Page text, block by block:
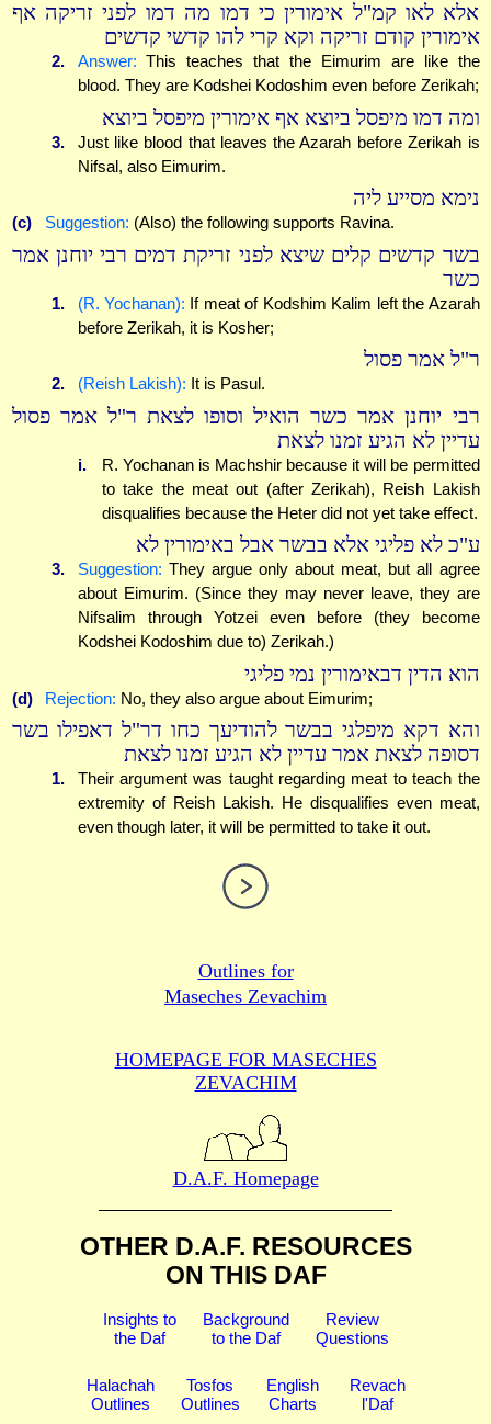
אלא לאו קמ"ל אימורין כי דמו מה דמו לפני זריקה אף
אימורין קודם זריקה וקא קרי להו קדשי קדשים
2. Answer: This teaches that the Eimurim are like the
blood. They are Kodshei Kodoshim even before Zerikah;
ומה דמו מיפסל ביוצא אף אימורין מיפסל ביוצא
3.
Just like blood that leaves the Azarah before Zerikah is
Nifsal, also Eimurim.
נימא מסייע ליה
(c) Suggestion: (Also) the following supports Ravina.
בשר קדשים קלים שיצא לפני זריקת דמים רבי יוחנן אמר
כשר
1. (R. Yochanan): If meat of Kodshim Kalim left the Azarah
before Zerikah, it is Kosher;
ר"ל אמר פסול
2. (Reish Lakish): It is Pasul.
רבי יוחנן אמר כשר הואיל וסופו לצאת ר"ל אמר פסול
עדיין לא הגיע זמנו לצאת
i.
R. Yochanan is Machshir because it will be permitted
to take the meat out (after Zerikah), Reish Lakish
disqualifies because the Heter did not yet take effect.
ע"כ לא פליגי אלא בבשר אבל באימורין לא
3. Suggestion: They argue only about meat, but all agree
about Eimurim. (Since they may never leave, they are
Nifsalim through Yotzei even before (they become
Kodshei Kodoshim due to) Zerikah.)
הוא הדין דבאימורין נמי פליגי
(d) Rejection: No, they also argue about Eimurim;
והא דקא מיפלגי בבשר להודיעך כחו דר"ל דאפילו בשר
דסופה לצאת אמר עדיין לא הגיע זמנו לצאת
1.
Their argument was taught regarding meat to teach the
extremity of Reish Lakish. He disqualifies even meat,
even though later, it will be permitted to take it out.
Outlines for
Maseches Zevachim
HOMEPAGE FOR MASECHES
ZEVACHIM
D.A.F. Homepage
OTHER D.A.F. RESOURCES
ON THIS DAF
Insights to
the Daf
Background
to the Daf
Review
Questions
Halachah
Outlines
Tosfos
Outlines
English
Charts
Revach
l'Daf